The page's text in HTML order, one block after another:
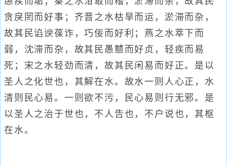
贪戾罔而好事；齐晋之水枯旱而运，淤滞而杂，
故其民谄谀葆诈，巧佞而好利；燕之水萃下而
弱，沈滞而杂，故其民愚戆而好贞，轻疾而易
死；宋之水轻劲而清，故其民闲易而好正。是以
圣人之化世也，其解在水。故水一则人心正，水
清则民心易。一则欲不污，民心易则行无邪。是
以圣人之治于世也，不人告也，不户说也，其枢
在水。